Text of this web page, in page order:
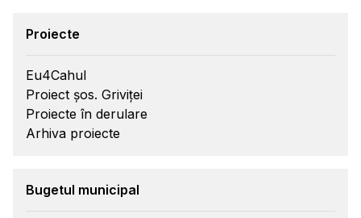
Proiecte
Eu4Cahul
Proiect șos. Griviței
Proiecte în derulare
Arhiva proiecte
Bugetul municipal